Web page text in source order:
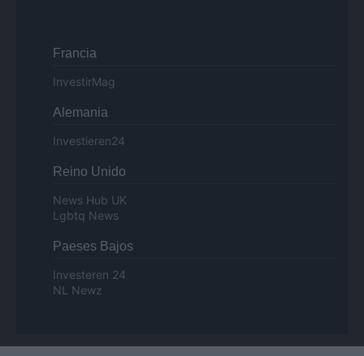
Francia
InvestirMag
Alemania
Investieren24
Reino Unido
News Hub UK
Lgbtq News
Paeses Bajos
Investeren 24
NL Newz